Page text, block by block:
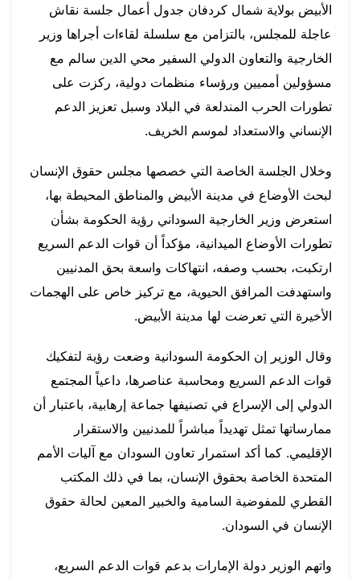
الأبيض بولاية شمال كردفان جدول أعمال جلسة نقاش
عاجلة للمجلس، بالتزامن مع سلسلة لقاءات أجراها وزير
الخارجية والتعاون الدولي السفير محي الدين سالم مع
مسؤولين أمميين ورؤساء منظمات دولية، ركزت على
تطورات الحرب المندلعة في البلاد وسبل تعزيز الدعم
الإنساني والاستعداد لموسم الخريف.
وخلال الجلسة الخاصة التي خصصها مجلس حقوق الإنسان
لبحث الأوضاع في مدينة الأبيض والمناطق المحيطة بها،
استعرض وزير الخارجية السوداني رؤية الحكومة بشأن
تطورات الأوضاع الميدانية، مؤكداً أن قوات الدعم السريع
ارتكبت، بحسب وصفه، انتهاكات واسعة بحق المدنيين
واستهدفت المرافق الحيوية، مع تركيز خاص على الهجمات
الأخيرة التي تعرضت لها مدينة الأبيض.
وقال الوزير إن الحكومة السودانية وضعت رؤية لتفكيك
قوات الدعم السريع ومحاسبة عناصرها، داعياً المجتمع
الدولي إلى الإسراع في تصنيفها جماعة إرهابية، باعتبار أن
ممارساتها تمثل تهديداً مباشراً للمدنيين والاستقرار
الإقليمي. كما أكد استمرار تعاون السودان مع آليات الأمم
المتحدة الخاصة بحقوق الإنسان، بما في ذلك المكتب
القطري للمفوضية السامية والخبير المعين لحالة حقوق
الإنسان في السودان.
واتهم الوزير دولة الإمارات بدعم قوات الدعم السريع،